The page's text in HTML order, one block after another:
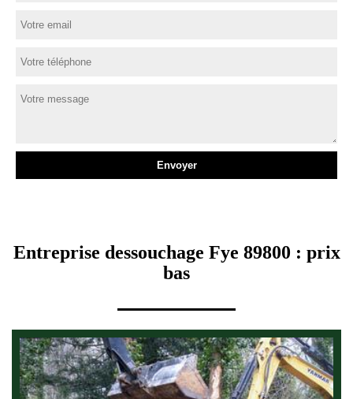
Entreprise dessouchage Fye 89800 : prix
bas